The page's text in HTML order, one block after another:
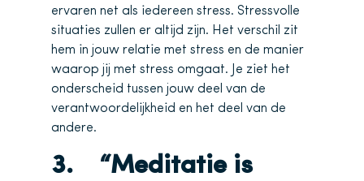
ervaren net als iedereen stress. Stressvolle
situaties zullen er altijd zijn. Het verschil zit
hem in jouw relatie met stress en de manier
waarop jij met stress omgaat. Je ziet het
onderscheid tussen jouw deel van de
verantwoordelijkheid en het deel van de
andere.
3. “Meditatie is